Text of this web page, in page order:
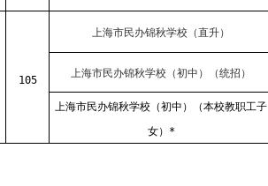
105
上海市民办锦秋学校（直升）
上海市民办锦秋学校（初中）（统招）
上海市民办锦秋学校（初中）（本校教职工子
女）*